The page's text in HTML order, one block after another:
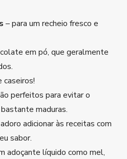
– para um recheio fresco e
em pó, que geralmente
caseiros!
perfeitos para evitar o
maduras.
adicionar às receitas com
sabor.
adoçante líquido como mel,